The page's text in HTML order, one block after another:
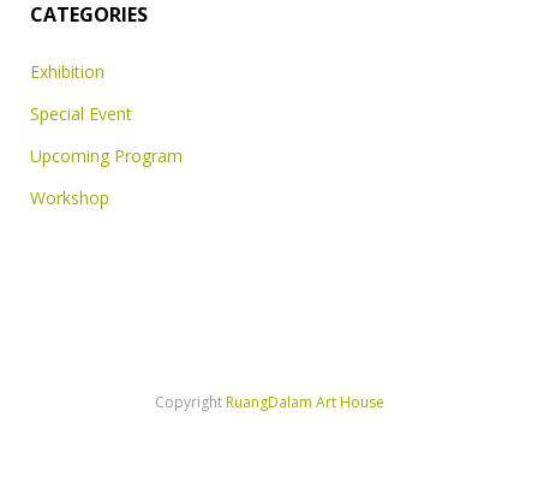
CATEGORIES
Exhibition
Special Event
Upcoming Program
Workshop
CopyrightRuangDalam Art House